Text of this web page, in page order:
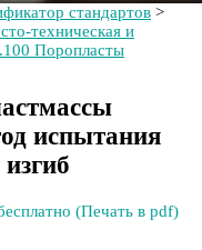
стандартов >
техническая и
Поропласты
испытания
(Печать в pdf)